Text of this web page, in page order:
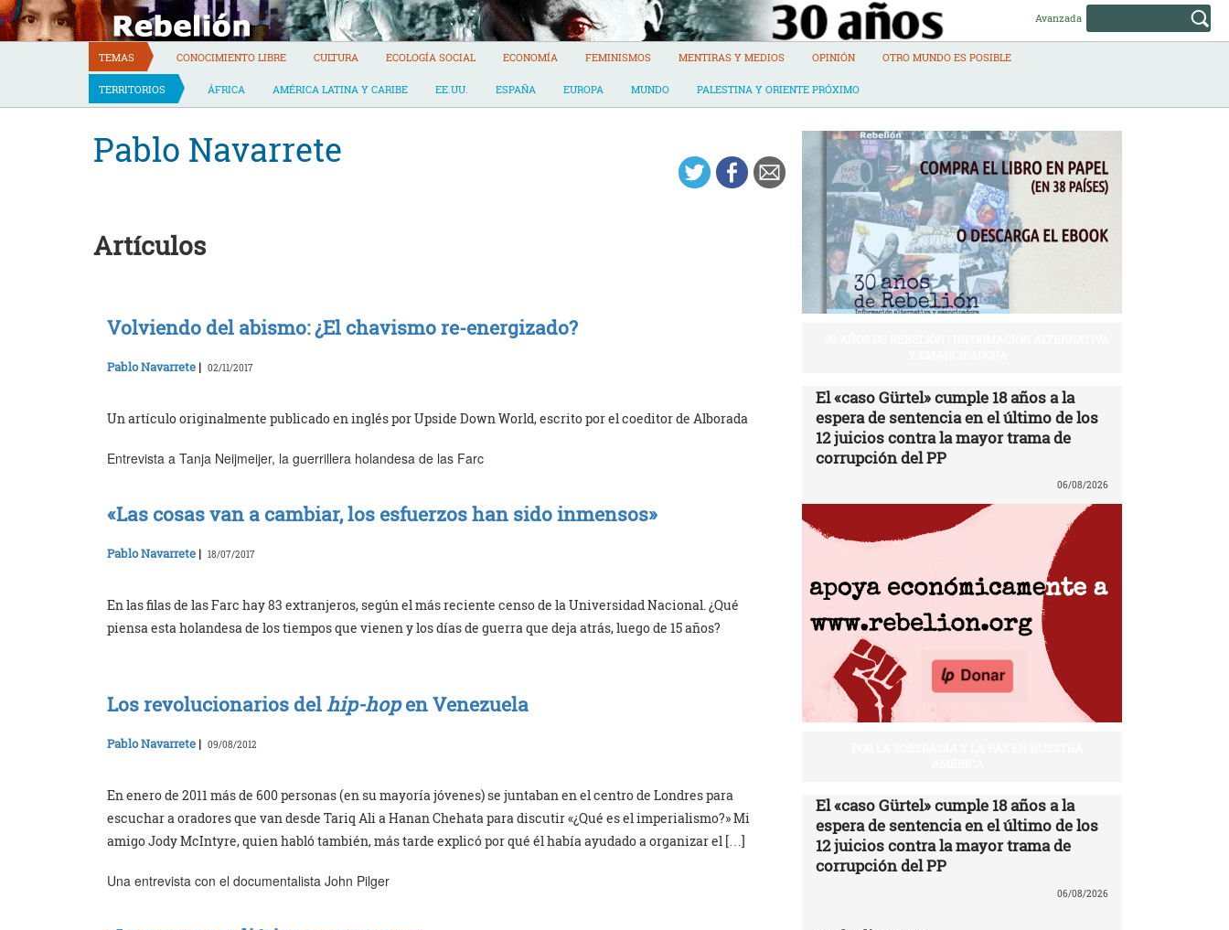
Skip
to
content
Avanzada
TEMAS CONOCIMIENTO LIBRE CULTURA ECOLOGÍA SOCIAL ECONOMÍA FEMINISMOS MENTIRAS Y MEDIOS OPINIÓN OTRO MUNDO ES POSIBLE
TERRITORIOS ÁFRICA AMÉRICA LATINA Y CARIBE EE.UU. ESPAÑA EUROPA MUNDO PALESTINA Y ORIENTE PRÓXIMO
Pablo Navarrete
Artículos
Volviendo del abismo: ¿El chavismo re-energizado?
Pablo Navarrete | 02/11/2017
Un artículo originalmente publicado en inglés por Upside Down World, escrito por el coeditor de Alborada
Entrevista a Tanja Neijmeijer, la guerrillera holandesa de las Farc
«Las cosas van a cambiar, los esfuerzos han sido inmensos»
Pablo Navarrete | 18/07/2017
En las filas de las Farc hay 83 extranjeros, según el más reciente censo de la Universidad Nacional. ¿Qué
piensa esta holandesa de los tiempos que vienen y los días de guerra que deja atrás, luego de 15 años?
Los revolucionarios delhip-hopen Venezuela
Pablo Navarrete | 09/08/2012
En enero de 2011 más de 600 personas (en su mayoría jóvenes) se juntaban en el centro de Londres para
escuchar a oradores que van desde Tariq Ali a Hanan Chehata para discutir «¿Qué es el imperialismo?» Mi
amigo Jody McIntyre, quien habló también, más tarde explicó por qué él había ayudado a organizar el […]
Una entrevista con el documentalista John Pilger
El «caso Gürtel» cumple 18 años a la
espera de sentencia en el último de los
12 juicios contra la mayor trama de
corrupción del PP
06/08/2026
El «caso Gürtel» cumple 18 años a la
espera de sentencia en el último de los
12 juicios contra la mayor trama de
corrupción del PP
06/08/2026